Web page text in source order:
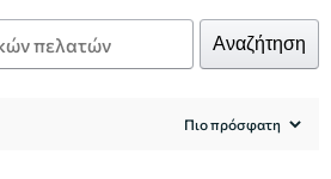
Αναζήτηση